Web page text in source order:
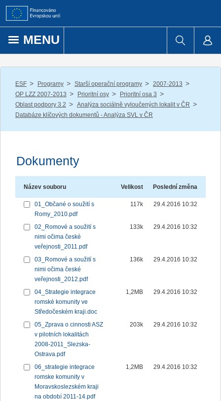
Přejít k obsahu
MENU
ESF / Programy / Starší operační programy / 2007-2013 /
OP LZZ 2007-2013 / Prioritní osy / Prioritní osa 3 /
Oblast podpory 3.2 / Analýza sociálně vyloučených lokalit v ČR /
Databáze klíčových dokumentů - Analýza SVL v ČR
Dokumenty
Název souboru Velikost Poslední změna
01_Občané o soužití s
Romy_2010.pdf
117k 29.4.2016 10:32
02_Romové a soužití s
nimi očima české
veřejnosti_2011.pdf
133k 29.4.2016 10:32
03_Romové a soužití s
nimi očima české
veřejnosti_2012.pdf
136k 29.4.2016 10:32
04_Strategie integrace
romské komunity ve
Středočeském kraji.doc
1,2MB 29.4.2016 10:32
05_Zprava o cinnosti ASZ
v pilotních lokalitách
2008-2011_Slezska-
Ostrava.pdf
203k 29.4.2016 10:32
06_strategie integrace
romske komunity v
Moravskoslezském kraji
na období 2011-14.pdf
1,2MB 29.4.2016 10:32